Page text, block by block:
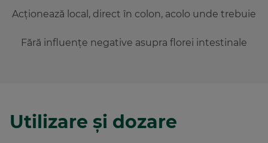
Acționează local, direct în colon, acolo unde trebuie
Fără influențe negative asupra florei intestinale
Utilizare și dozare